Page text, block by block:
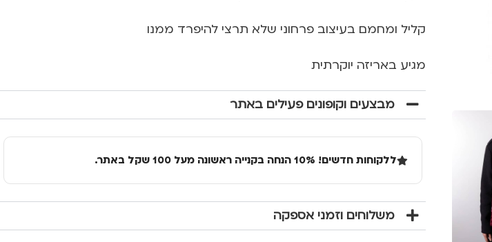
קליל ומחמם בעיצוב פרחוני שלא תרצי להיפרד ממנו
מגיע באריזה יוקרתית
מבצעים וקופונים פעילים באתר
ללקוחות חדשים! 10% הנחה בקנייה ראשונה מעל 100 שקל באתר.
משלוחים וזמני אספקה